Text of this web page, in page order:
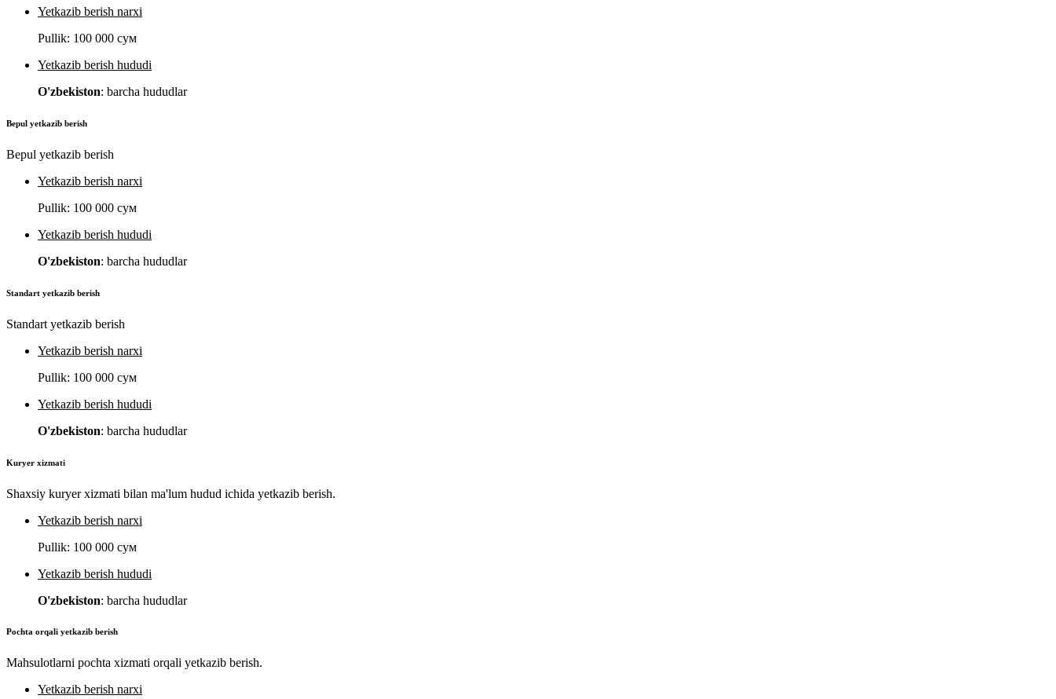
Yetkazib berish narxi
Pullik: 100 000 сум
Yetkazib berish hududi
O'zbekiston: barcha hududlar
Bepul yetkazib berish
Bepul yetkazib berish
Yetkazib berish narxi
Pullik: 100 000 сум
Yetkazib berish hududi
O'zbekiston: barcha hududlar
Standart yetkazib berish
Standart yetkazib berish
Yetkazib berish narxi
Pullik: 100 000 сум
Yetkazib berish hududi
O'zbekiston: barcha hududlar
Kuryer xizmati
Shaxsiy kuryer xizmati bilan ma'lum hudud ichida yetkazib berish.
Yetkazib berish narxi
Pullik: 100 000 сум
Yetkazib berish hududi
O'zbekiston: barcha hududlar
Pochta orqali yetkazib berish
Mahsulotlarni pochta xizmati orqali yetkazib berish.
Yetkazib berish narxi